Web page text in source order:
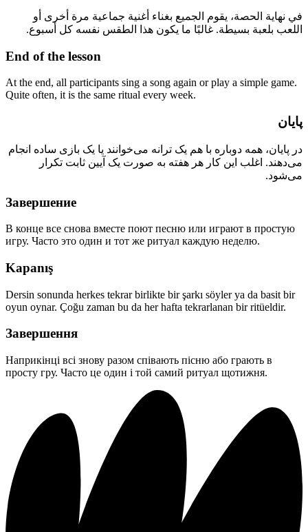
في نهاية الحصة، يقوم الجميع بغناء أغنية جماعية مرة أخرى أو
اللعب بلعبة بسيطة. غالبًا ما يكون هذا الطقس نفسه كل أسبوع.
End of the lesson
At the end, all participants sing a song again or play a simple game.
Quite often, it is the same ritual every week.
پایان
در پایان، همه دوباره با هم یک ترانه می‌خوانند یا یک بازی ساده انجام
می‌دهند. اغلب این کار هر هفته به صورت یک آیین ثابت تکرار
می‌شود.
Завершение
В конце все снова вместе поют песню или играют в простую
игру. Часто это один и тот же ритуал каждую неделю.
Kapanış
Dersin sonunda herkes tekrar birlikte bir şarkı söyler ya da basit bir
oyun oynar. Çoğu zaman bu da her hafta tekrarlanan bir ritüeldir.
Завершення
Наприкінці всі знову разом співають пісню або грають в
просту гру. Часто це один і той самий ритуал щотижня.